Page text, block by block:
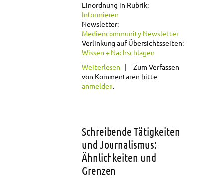
Einordnung in Rubrik:
Informieren
Newsletter:
Mediencommunity Newsletter
Verlinkung auf Übersichtsseiten:
Wissen + Nachschlagen
Weiterlesen über Newsletter
Februar 2011
Zum Verfassen
von Kommentaren bitte
anmelden.
Schreibende Tätigkeiten
und Journalismus:
Ähnlichkeiten und
Grenzen